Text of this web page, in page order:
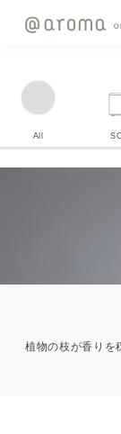
All
植物の枝が香りを